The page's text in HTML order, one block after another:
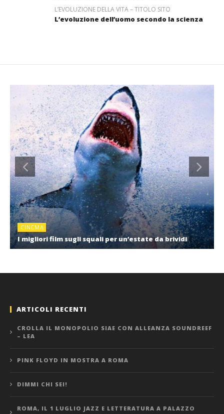
L’EVOLUZIONE DELLA VITA – TITOLO SITO
L’evoluzione dell’uomo secondo la scienza
CINEMA
I migliori film sugli squali per un’estate da brividi
ARTICOLI RECENTI
CROLLA IL MONOPOLIO SIAE CON ALLEANZA SOUNDREEF
– LEA
PINK FLOYD IN MOSTRA A ROMA
DIMMI CHI SEI!
ROMA, IL 1 LUGLIO JAZZ E LETTERATURA A PALAZZO